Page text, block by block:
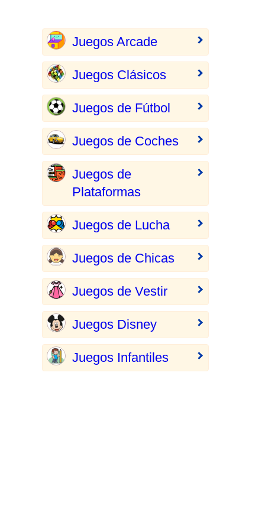
Juegos Arcade
Juegos Clásicos
Juegos de Fútbol
Juegos de Coches
Juegos de
Plataformas
Juegos de Lucha
Juegos de Chicas
Juegos de Vestir
Juegos Disney
Juegos Infantiles